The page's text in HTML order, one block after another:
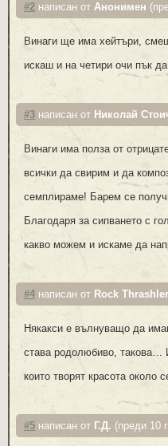
#2 написан от Анонимен
Винаги ще има хейтъри,
искаш и на четири очи пък
#3 написан от Николай
Винаги има полза от
всички да свирим и да
семплираме! Барем се
Благодаря за сипването с
какво можем и искаме да
#4 написан от Rock Thrashler
Някакси е вълнуващо да
става родолюбиво, такова…
които творят красота около
#5 написан от Г.Д. (преди 10